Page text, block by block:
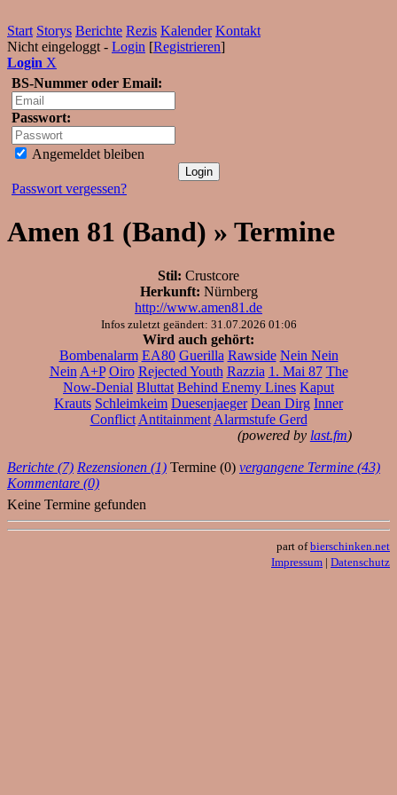
Start Storys Berichte Rezis Kalender Kontakt
Nicht eingeloggt - Login [Registrieren]
Login X
BS-Nummer oder Email:
Passwort:
Angemeldet bleiben
Passwort vergessen?
Amen 81 (Band) » Termine
Stil: Crustcore
Herkunft: Nürnberg
http://www.amen81.de
Infos zuletzt geändert: 31.07.2026 01:06
Wird auch gehört:
Bombenalarm EA80 Guerilla Rawside Nein Nein
Nein A+P Oiro Rejected Youth Razzia 1. Mai 87 The
Now-Denial Bluttat Behind Enemy Lines Kaput
Krauts Schleimkeim Duesenjaeger Dean Dirg Inner
Conflict Antitainment Alarmstufe Gerd
(powered by last.fm)
Berichte (7) Rezensionen (1) Termine (0) vergangene Termine (43)
Kommentare (0)
Keine Termine gefunden
part ofbierschinken.net
Impressum | Datenschutz